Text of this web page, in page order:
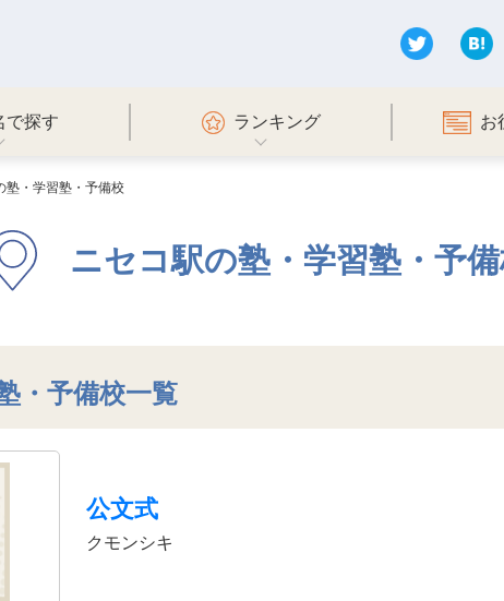
で探す ランキング お
塾・学習塾・予備校
ニセコ駅の塾・学習塾・予
・予備校一覧
公文式
クモンシキ